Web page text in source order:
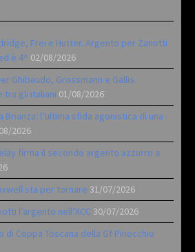
Frei e Hutter. Argento per Zanotti
è 4^ 02/08/2026
Ghibaudo, Grossmann e Gallis.
tra gli italiani 01/08/2026
Brianza: l’ultima sfida agonistica di una
2026
firma il secondo argento azzurro a
sta per tornare 31/07/2026
l’argento nell’XCC 30/07/2026
di Coppa Toscana della Gf Pinocchio